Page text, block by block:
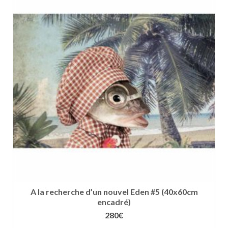
variations.
Les
options
peuvent
être
choisies
sur
la
page
du
produit
A la recherche d’un nouvel Eden #5 (40x60cm
encadré)
280€